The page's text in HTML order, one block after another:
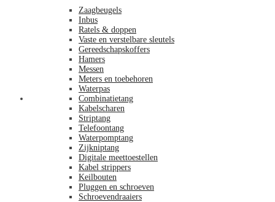
Zaagbeugels
Inbus
Ratels & doppen
Vaste en verstelbare sleutels
Gereedschapskoffers
Hamers
Messen
Meters en toebehoren
Waterpas
Combinatietang
Kabelscharen
Striptang
Telefoontang
Waterpomptang
Zijkniptang
Digitale meettoestellen
Kabel strippers
Keilbouten
Pluggen en schroeven
Schroevendraaiers